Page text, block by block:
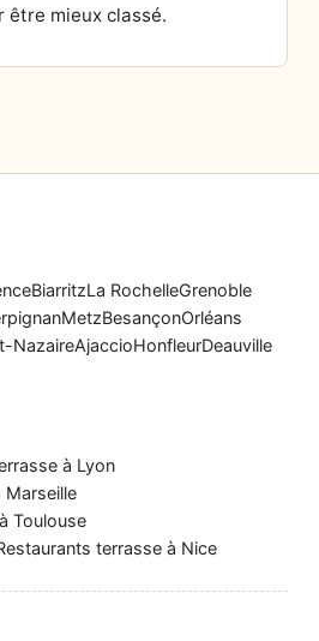
être mieux classé.
BiarritzLa RochelleGrenoble
MetzBesançonOrléans
NazaireAjaccioHonfleurDeauville
à Lyon
Marseille
Toulouse
terrasse à Nice